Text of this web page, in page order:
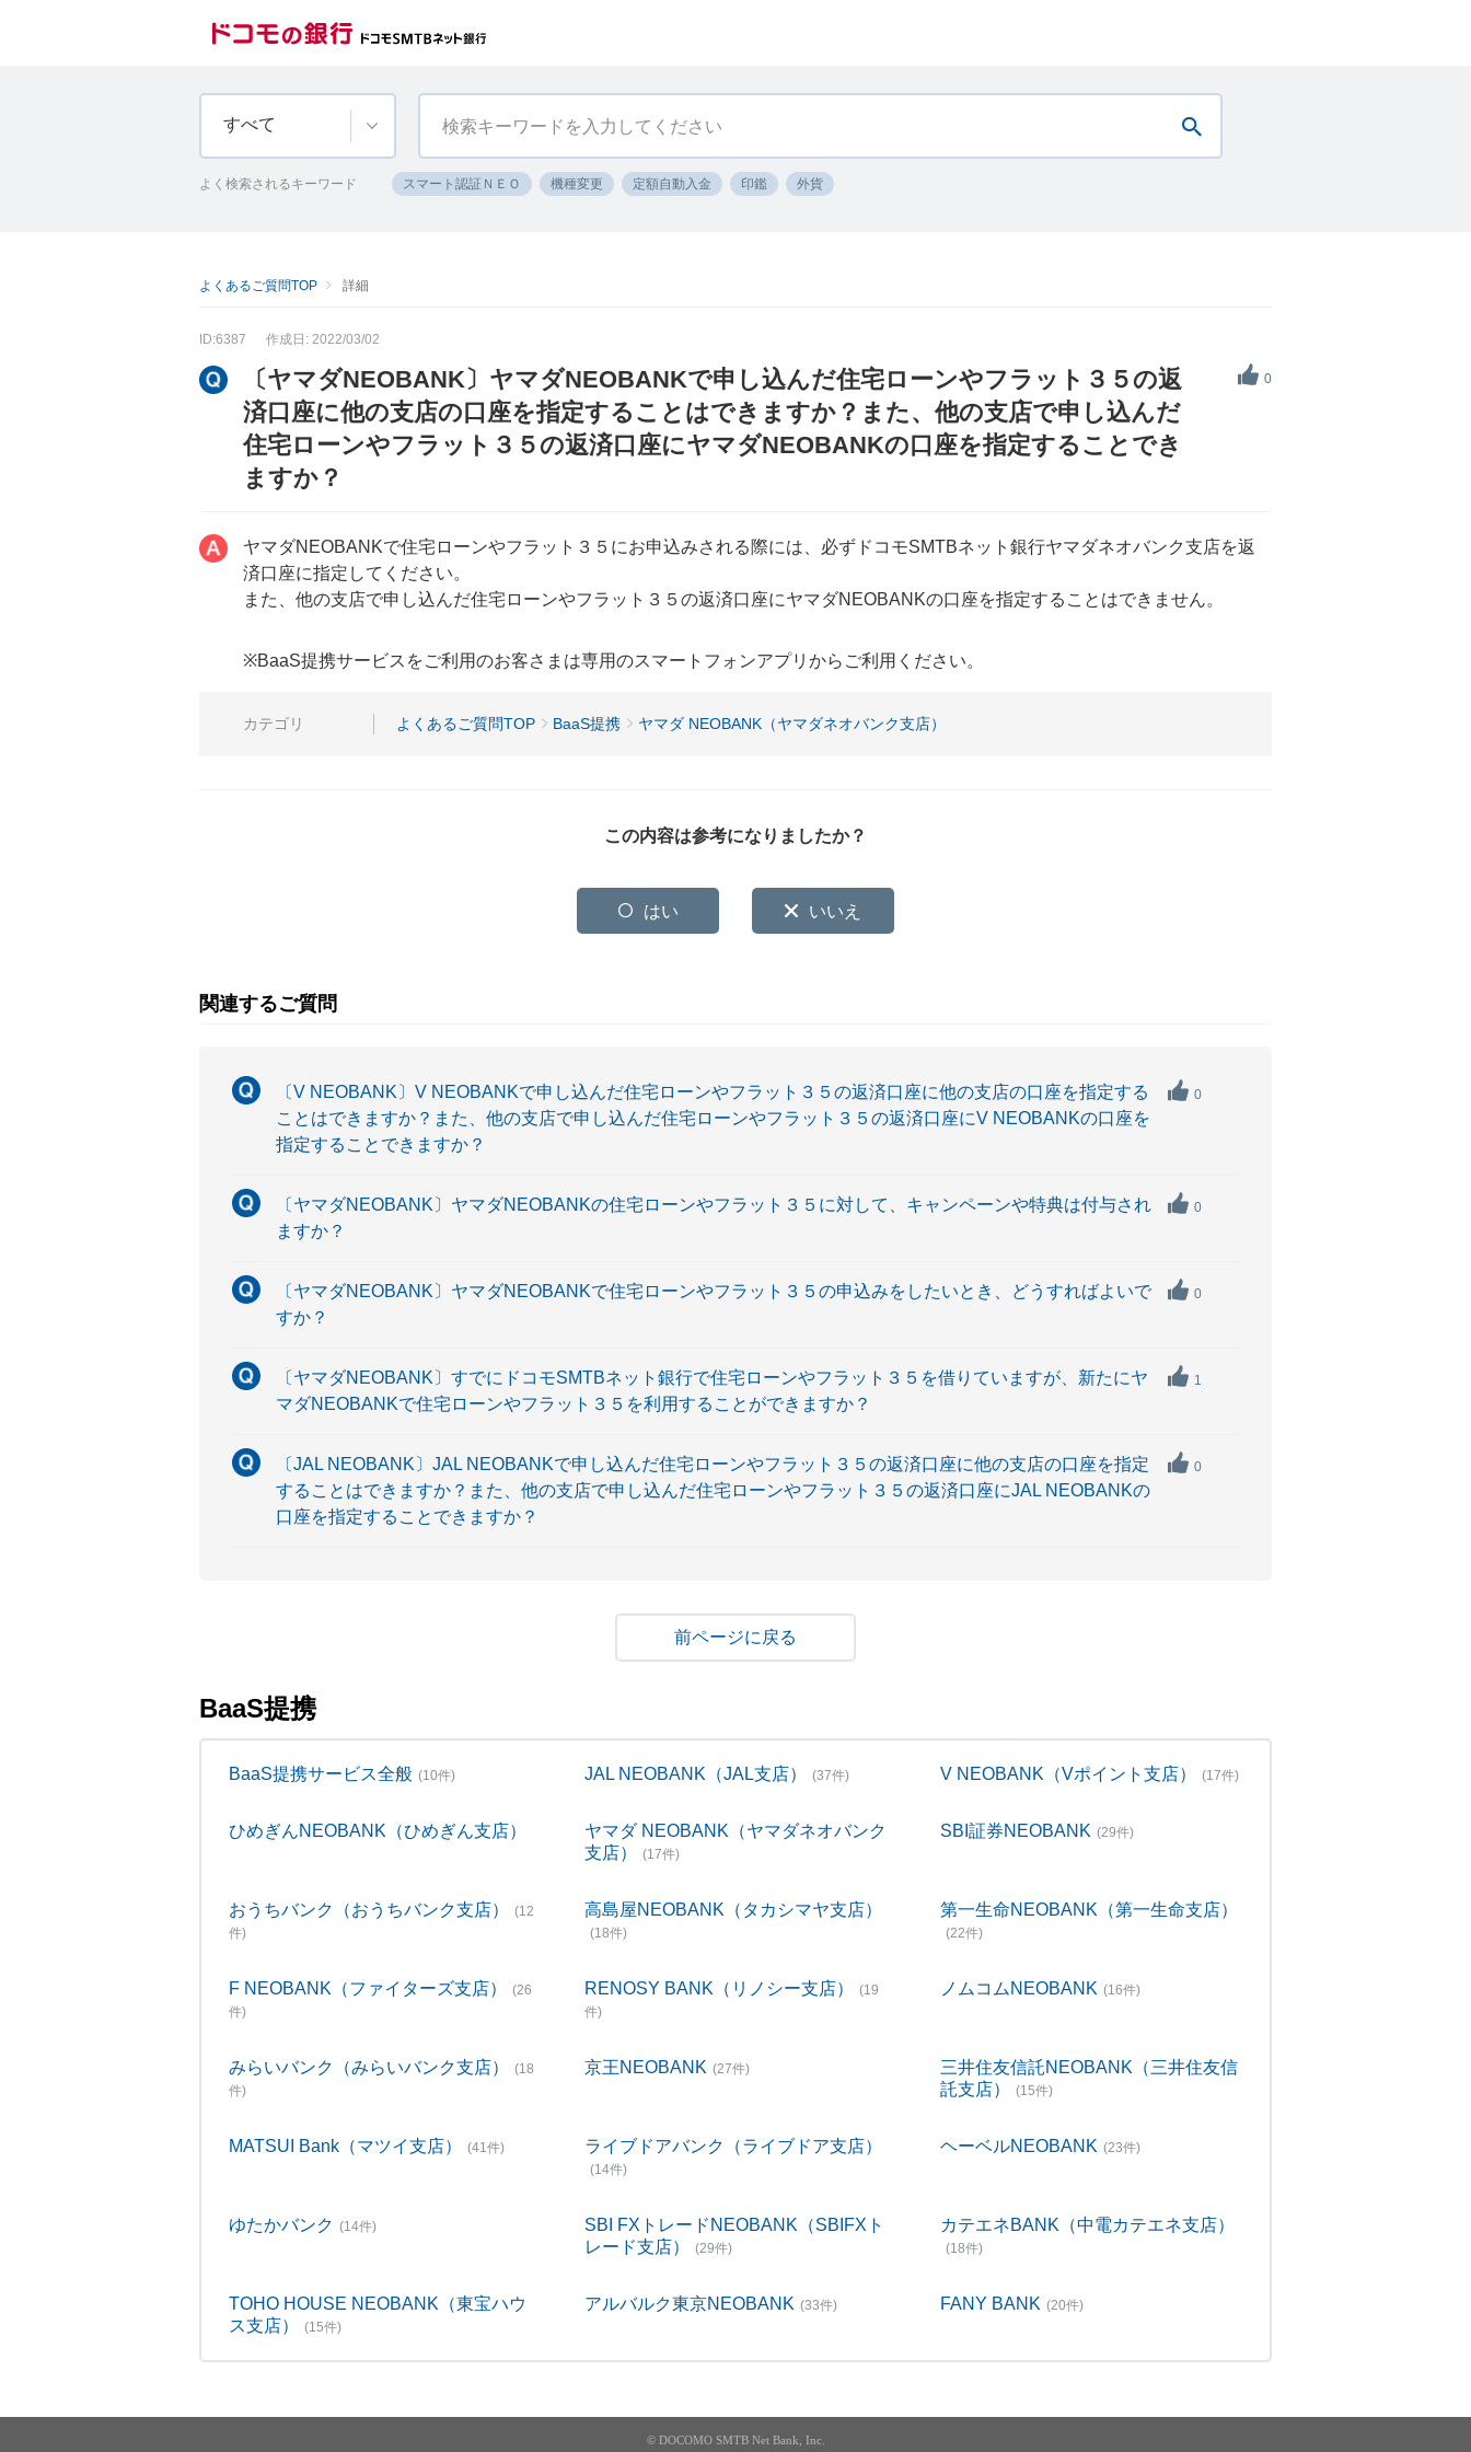
すべて
よく検索されるキーワード スマート認証ＮＥＯ 機種変更 定額自動入金 印鑑 外貨
よくあるご質問TOP 詳細
ID:6387 作成日: 2022/03/02
0
〔ヤマダNEOBANK〕ヤマダNEOBANKで申し込んだ住宅ローンやフラット３５の返
済口座に他の支店の口座を指定することはできますか？また、他の支店で申し込んだ
住宅ローンやフラット３５の返済口座にヤマダNEOBANKの口座を指定することでき
ますか？
ヤマダNEOBANKで住宅ローンやフラット３５にお申込みされる際には、必ずドコモSMTBネット銀行ヤマダネオバンク支店を返
済口座に指定してください。
また、他の支店で申し込んだ住宅ローンやフラット３５の返済口座にヤマダNEOBANKの口座を指定することはできません。
※BaaS提携サービスをご利用のお客さまは専用のスマートフォンアプリからご利用ください。
カテゴリ よくあるご質問TOP BaaS提携 ヤマダ NEOBANK（ヤマダネオバンク支店）
この内容は参考になりましたか？
はい いいえ
関連するご質問
〔V NEOBANK〕V NEOBANKで申し込んだ住宅ローンやフラット３５の返済口座に他の支店の口座を指定する
ことはできますか？また、他の支店で申し込んだ住宅ローンやフラット３５の返済口座にV NEOBANKの口座を
指定することできますか？
0
〔ヤマダNEOBANK〕ヤマダNEOBANKの住宅ローンやフラット３５に対して、キャンペーンや特典は付与され
ますか？
0
〔ヤマダNEOBANK〕ヤマダNEOBANKで住宅ローンやフラット３５の申込みをしたいとき、どうすればよいで
すか？
0
〔ヤマダNEOBANK〕すでにドコモSMTBネット銀行で住宅ローンやフラット３５を借りていますが、新たにヤ
マダNEOBANKで住宅ローンやフラット３５を利用することができますか？
1
〔JAL NEOBANK〕JAL NEOBANKで申し込んだ住宅ローンやフラット３５の返済口座に他の支店の口座を指定
することはできますか？また、他の支店で申し込んだ住宅ローンやフラット３５の返済口座にJAL NEOBANKの
口座を指定することできますか？
0
戻る
BaaS提携
BaaS提携サービス全般 (10件) JAL NEOBANK（JAL支店） (37件) V NEOBANK（Vポイント支店） (17件)
ひめぎんNEOBANK（ひめぎん支店）
ヤマダ NEOBANK（ヤマダネオバンク
支店）
(17件)
SBI証券NEOBANK (29件)
おうちバンク（おうちバンク支店）
(12
件)
高島屋NEOBANK（タカシマヤ支店）
(18件)
第一生命NEOBANK（第一生命支店）
(22件)
F NEOBANK（ファイターズ支店）
(26
件)
RENOSY BANK（リノシー支店）
(19
件)
ノムコムNEOBANK (16件)
みらいバンク（みらいバンク支店）
(18
件)
京王NEOBANK (27件)
三井住友信託NEOBANK（三井住友信
託支店）
(15件)
MATSUI Bank（マツイ支店） (41件) ライブドアバンク（ライブドア支店）
(14件)
ヘーベルNEOBANK (23件)
ゆたかバンク (14件)
SBI FXトレードNEOBANK（SBIFXト
レード支店）
(29件)
カテエネBANK（中電カテエネ支店）
(18件)
TOHO HOUSE NEOBANK（東宝ハウ
ス支店）
(15件)
アルバルク東京NEOBANK (33件) FANY BANK (20件)
© DOCOMO SMTB Net Bank, Inc.